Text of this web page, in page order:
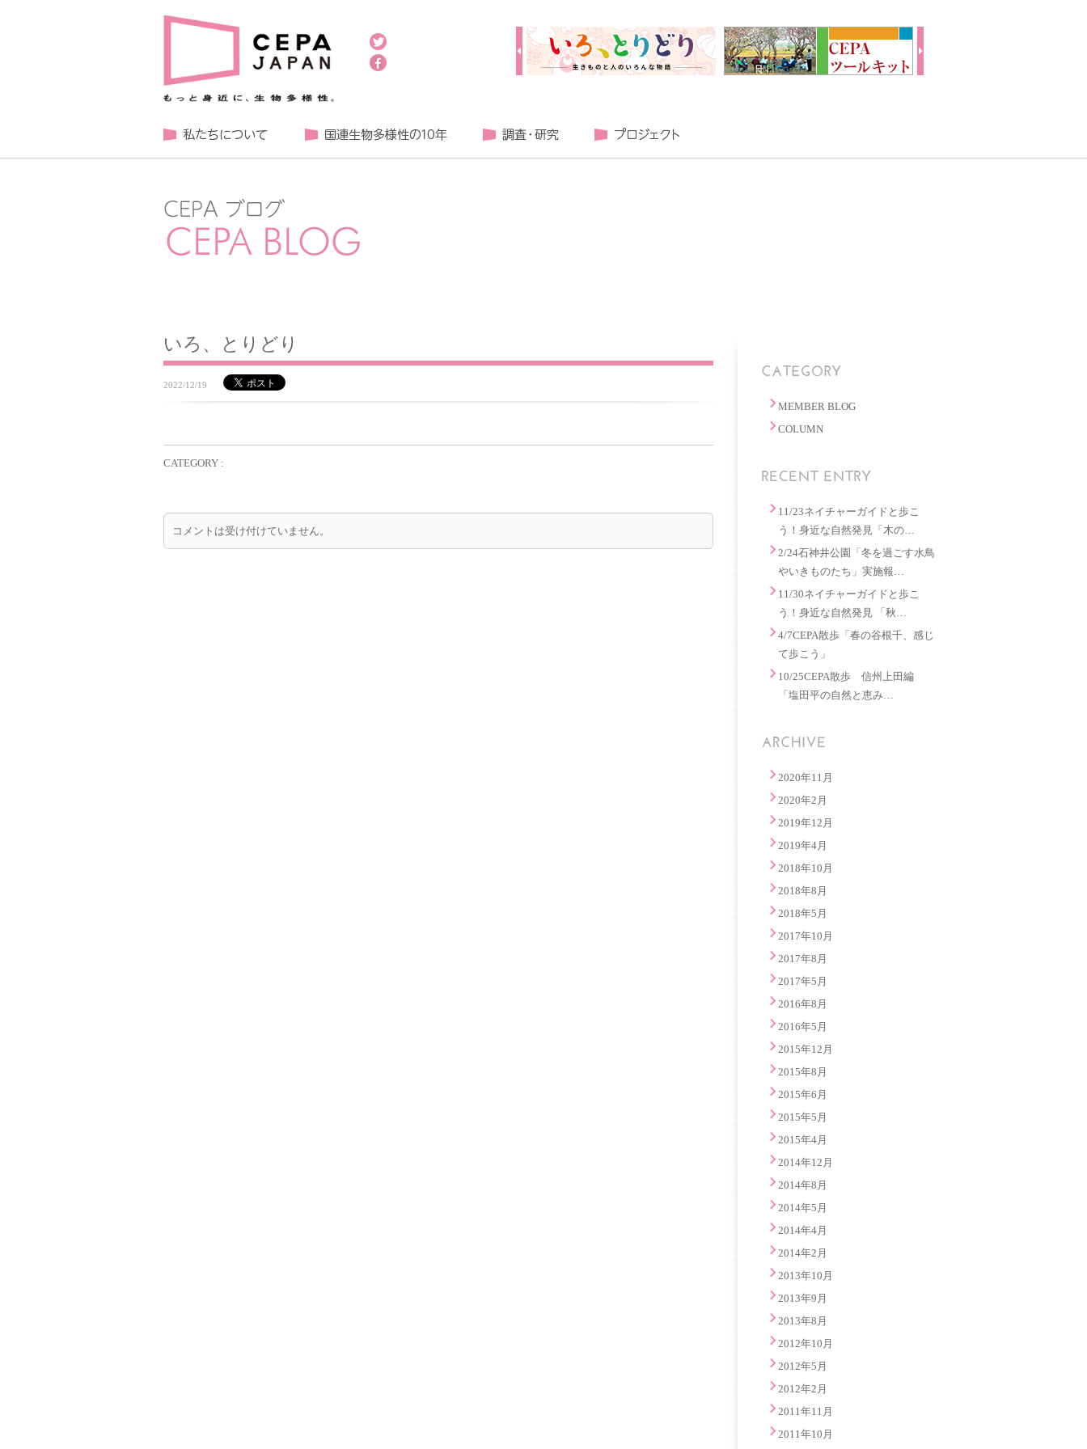
いろ、とりどり
2022/12/19
CATEGORY :
コメントは受け付けていません。
MEMBER BLOG
COLUMN
11/23ネイチャーガイドと歩こ
う！身近な自然発見「木の…
2/24石神井公園「冬を過ごす水鳥
やいきものたち」実施報…
11/30ネイチャーガイドと歩こ
う！身近な自然発見 「秋…
4/7CEPA散歩「春の谷根千、感じ
て歩こう」
10/25CEPA散歩 信州上田編
「塩田平の自然と恵み…
2020年11月
2020年2月
2019年12月
2019年4月
2018年10月
2018年8月
2018年5月
2017年10月
2017年8月
2017年5月
2016年8月
2016年5月
2015年12月
2015年8月
2015年6月
2015年5月
2015年4月
2014年12月
2014年8月
2014年5月
2014年4月
2014年2月
2013年10月
2013年9月
2013年8月
2012年10月
2012年5月
2012年2月
2011年11月
2011年10月